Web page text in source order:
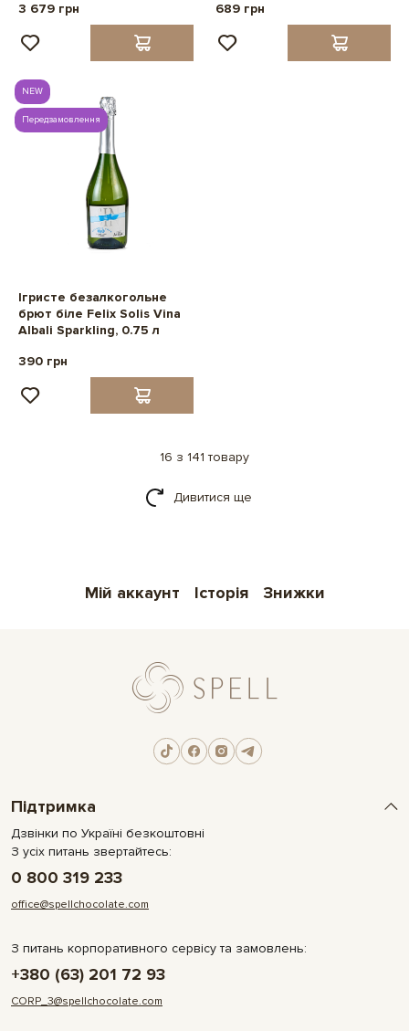
3 679 грн
689 грн
NEW
Передзамовлення
Ігристе безалкогольне
брют біле Felix Solis Vina
Albali Sparkling, 0.75 л
390 грн
16 з 141 товару
Дивитися ще
Мій аккаунт Історія Знижки
Підтримка
Дзвінки по Україні безкоштовні
З усіх питань звертайтесь:
0 800 319 233
office@spellchocolate.com
З питань корпоративного сервісу та замовлень:
+380 (63) 201 72 93
CORP_3@spellchocolate.com